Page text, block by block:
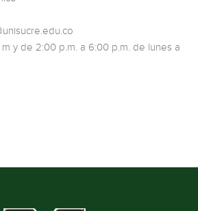
m y de 2:00 p.m. a 6:00 p.m. de lunes a